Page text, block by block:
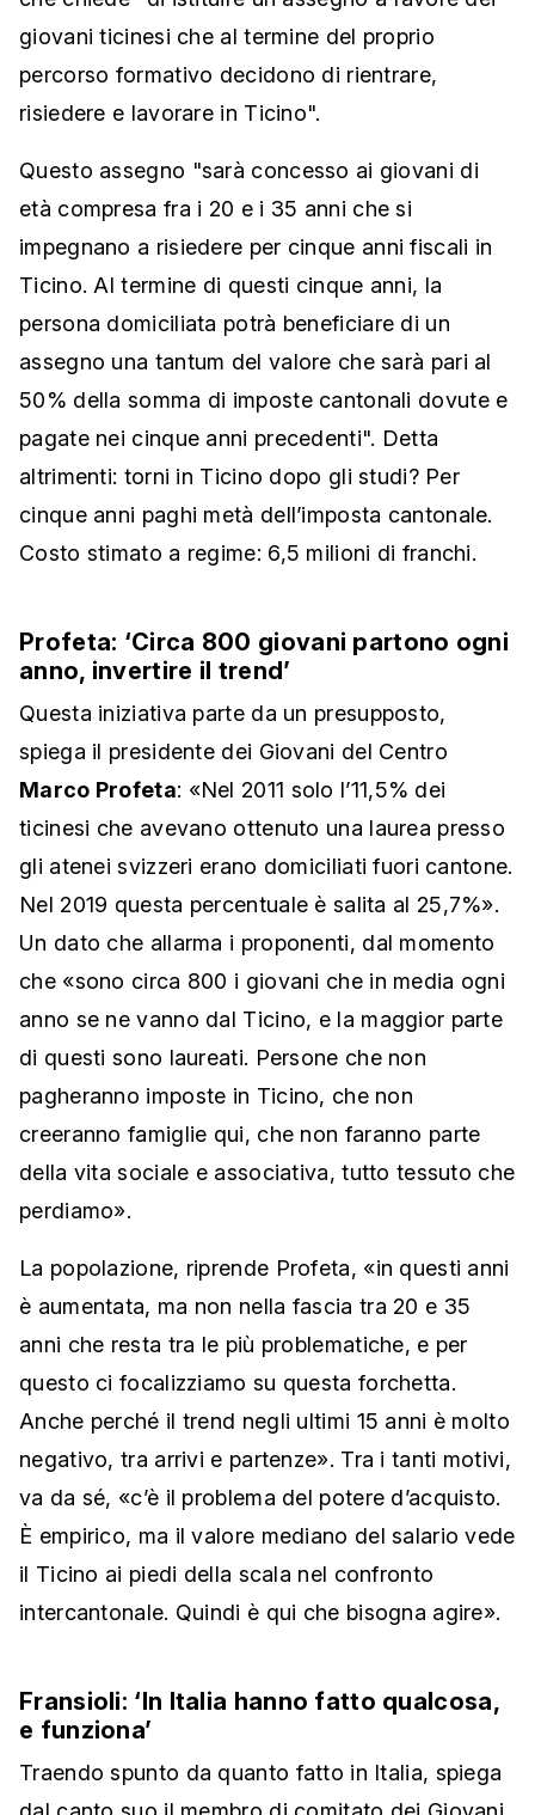
giovani ticinesi che al termine del proprio
percorso formativo decidono di rientrare,
risiedere e lavorare in Ticino".
Questo assegno "sarà concesso ai giovani di
età compresa fra i 20 e i 35 anni che si
impegnano a risiedere per cinque anni fiscali in
Ticino. Al termine di questi cinque anni, la
persona domiciliata potrà beneficiare di un
assegno una tantum del valore che sarà pari al
50% della somma di imposte cantonali dovute e
pagate nei cinque anni precedenti". Detta
altrimenti: torni in Ticino dopo gli studi? Per
cinque anni paghi metà dell’imposta cantonale.
Costo stimato a regime: 6,5 milioni di franchi.
Profeta: ‘Circa 800 giovani partono ogni
anno, invertire il trend’
Questa iniziativa parte da un presupposto,
spiega il presidente dei Giovani del Centro
Marco Profeta: «Nel 2011 solo l’11,5% dei
ticinesi che avevano ottenuto una laurea presso
gli atenei svizzeri erano domiciliati fuori cantone.
Nel 2019 questa percentuale è salita al 25,7%».
Un dato che allarma i proponenti, dal momento
che «sono circa 800 i giovani che in media ogni
anno se ne vanno dal Ticino, e la maggior parte
di questi sono laureati. Persone che non
pagheranno imposte in Ticino, che non
creeranno famiglie qui, che non faranno parte
della vita sociale e associativa, tutto tessuto che
perdiamo».
La popolazione, riprende Profeta, «in questi anni
è aumentata, ma non nella fascia tra 20 e 35
anni che resta tra le più problematiche, e per
questo ci focalizziamo su questa forchetta.
Anche perché il trend negli ultimi 15 anni è molto
negativo, tra arrivi e partenze». Tra i tanti motivi,
va da sé, «c’è il problema del potere d’acquisto.
È empirico, ma il valore mediano del salario vede
il Ticino ai piedi della scala nel confronto
intercantonale. Quindi è qui che bisogna agire».
Fransioli: ‘In Italia hanno fatto qualcosa,
e funziona’
Traendo spunto da quanto fatto in Italia, spiega